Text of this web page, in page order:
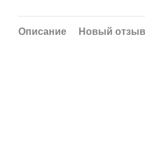
Описание Новый